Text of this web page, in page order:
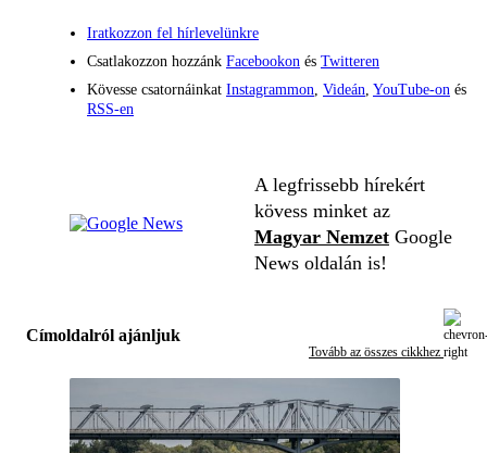
Iratkozzon fel hírlevelünkre
Csatlakozzon hozzánk Facebookon és Twitteren
Kövesse csatornáinkat Instagrammon, Videán, YouTube-on és
RSS-en
A legfrissebb hírekért
kövess minket az
Magyar Nemzet Google
News oldalán is!
Címoldalról ajánljuk
Tovább az összes cikkhez